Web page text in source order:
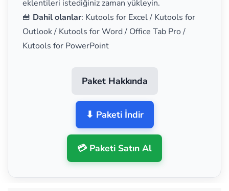
eklentileri istediğiniz zaman yükleyin.
🧰 Dahil olanlar: Kutools for Excel / Kutools for
Outlook / Kutools for Word / Office Tab Pro /
Kutools for PowerPoint
Paket Hakkında
⬇ Paketi İndir
💳 Paketi Satın Al